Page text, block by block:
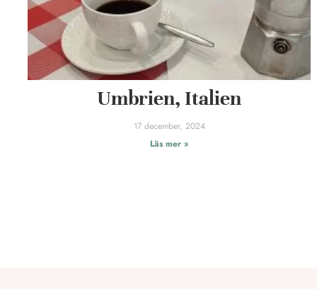
Umbrien, Italien
17 december, 2024
Läs mer »